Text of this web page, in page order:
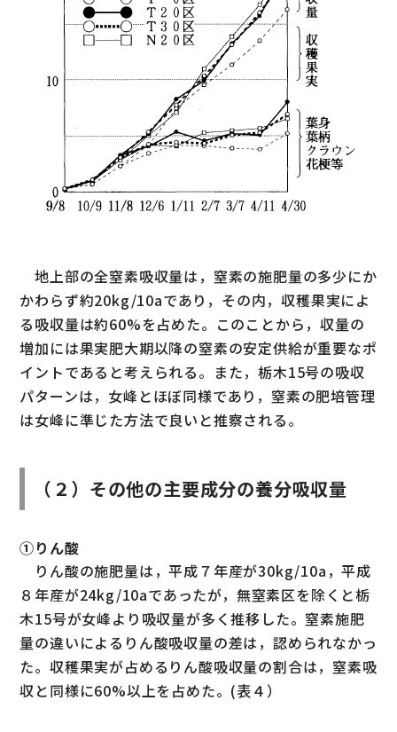
地上部の全窒素吸収量は，窒素の施肥量の多少にか
かわらず約20kg/10aであり，その内，収穫果実によ
る吸収量は約60%を占めた。このことから，収量の
増加には果実肥大期以降の窒素の安定供給が重要なポ
イントであると考えられる。また，栃木15号の吸収
パターンは，女峰とほぼ同様であり，窒素の肥培管理
は女峰に準じた方法で良いと推察される。
（２）その他の主要成分の養分吸収量
①りん酸
りん酸の施肥量は，平成７年産が30kg/10a，平成
８年産が24kg/10aであったが，無窒素区を除くと栃
木15号が女峰より吸収量が多く推移した。窒素施肥
量の違いによるりん酸吸収量の差は，認められなかっ
た。収穫果実が占めるりん酸吸収量の割合は，窒素吸
収と同様に60%以上を占めた。(表４）